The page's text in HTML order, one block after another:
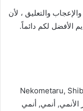
والتعليق ، لأن
الأفضل لكم دائماً.
Nekometaru,
الأنمي, أنمي, أنمي